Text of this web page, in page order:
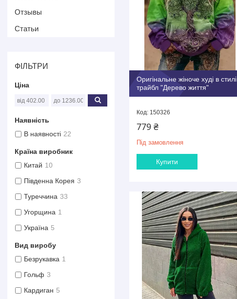
Оригінальне жіноче худі в стилі
трайбл "Дерево життя"
150326
779 ₴
Під замовлення
Купити
Отзывы
Статьи
ФІЛЬТРИ
Ціна
Наявність
В наявності 22
Країна виробник
Китай 10
Південна Корея 3
Туреччина 33
Угорщина 1
Україна 5
Вид виробу
Безрукавка 1
Гольф 3
Кардиган 5